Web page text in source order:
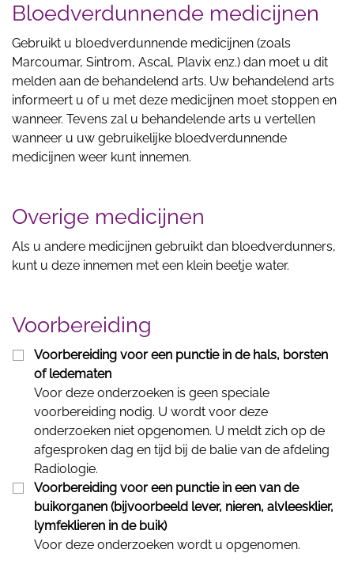
Bloedverdunnende medicijnen
Gebruikt u bloedverdunnende medicijnen (zoals
Marcoumar, Sintrom, Ascal, Plavix enz.) dan moet u dit
melden aan de behandelend arts. Uw behandelend arts
informeert u of u met deze medicijnen moet stoppen en
wanneer. Tevens zal u behandelende arts u vertellen
wanneer u uw gebruikelijke bloedverdunnende
medicijnen weer kunt innemen.
Overige medicijnen
Als u andere medicijnen gebruikt dan bloedverdunners,
kunt u deze innemen met een klein beetje water.
Voorbereiding
Voorbereiding voor een punctie in de hals, borsten
of ledematen
Voor deze onderzoeken is geen speciale
voorbereiding nodig. U wordt voor deze
onderzoeken niet opgenomen. U meldt zich op de
afgesproken dag en tijd bij de balie van de afdeling
Radiologie.
Voorbereiding voor een punctie in een van de
buikorganen (bijvoorbeeld lever, nieren, alvleesklier,
lymfeklieren in de buik)
Voor deze onderzoeken wordt u opgenomen.